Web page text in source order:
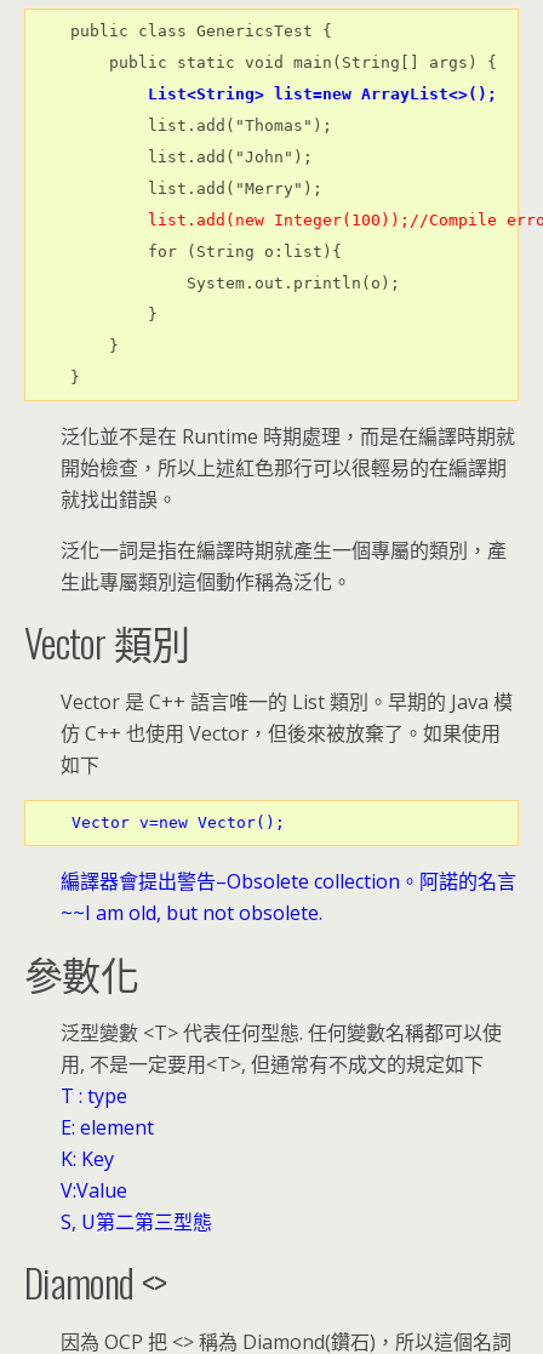
    public class GenericsTest {
            List<String> list=new ArrayList<>();
            list.add("Thomas");
            list.add("John");
list.add(new Integer(100));//Compile
            for (String o:list){
                System.out.println(o);
            }
        }
泛化並不是在 Runtime 時期處理，而是在編譯時期就
開始檢查，所以上述紅色那行可以很輕易的在編譯期
就找出錯誤。
泛化一詞是指在編譯時期就產生一個專屬的類別，產
生此專屬類別這個動作稱為泛化。
Vector 類別
Vector 是 C++ 語言唯一的 List 類別。早期的 Java 模
仿 C++ 也使用 Vector，但後來被放棄了。如果使用
如下
Vector v=new Vector();
編譯器會提出警告–Obsolete collection。阿諾的名言
~~I am old, but not obsolete.
參數化
泛型變數 <T> 代表任何型態. 任何變數名稱都可以使
用, 不是一定要用<T>, 但通常有不成文的規定如下
T : type
E: element
K: Key
V:Value
S, U第二第三型態
Diamond <>
因為 OCP 把 <> 稱為 Diamond(鑽石)，所以這個名詞